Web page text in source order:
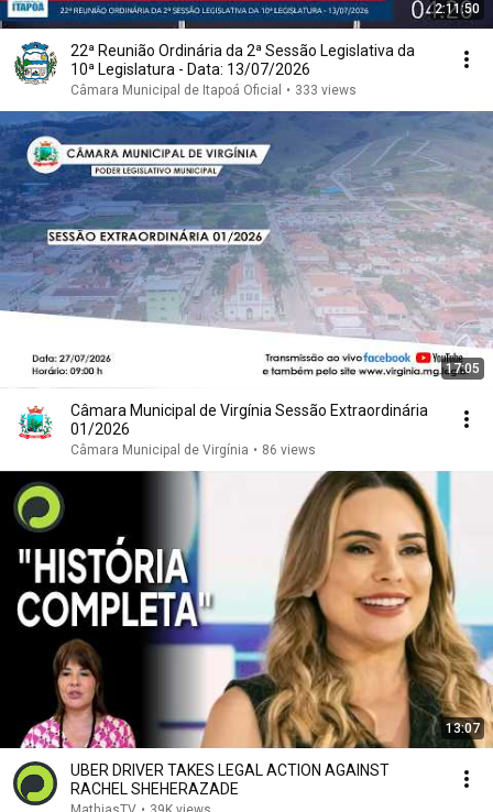
2:11:50
22ª Reunião Ordinária da 2ª Sessão Legislativa da
10ª Legislatura - Data: 13/07/2026
Câmara Municipal de Itapoá Oficial • 333 views
17:05
Câmara Municipal de Virgínia Sessão Extraordinária
01/2026
Câmara Municipal de Virgínia • 86 views
13:07
UBER DRIVER TAKES LEGAL ACTION AGAINST
RACHEL SHEHERAZADE